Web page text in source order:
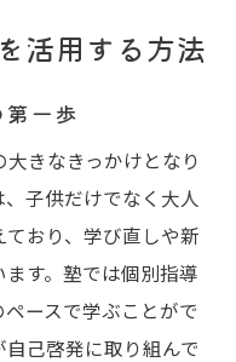
実践事例紹介
ットワーク
の可能性を探る
しい交流の場
基準とは
選び方を解説
己成長ポイント
活用する方法
一歩
きなきっかけとなり
子供だけでなく大人
おり、学び直しや新
す。塾では個別指導
ースで学ぶことがで
己啓発に取り組んで